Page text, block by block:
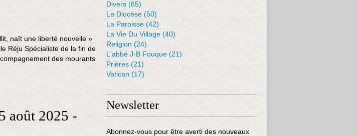
naît une liberté nouvelle »
Réju Spécialiste de la fin de
des mourants
août 2025 -
Divers (65)
Le Diocèse (50)
La Paroisse (42)
La Vie Du Village (40)
Religion (24)
L'abbé J-B Fouque (21)
Prières (21)
Vatican (17)
Newsletter
Abonnez-vous pour être averti des nouveaux